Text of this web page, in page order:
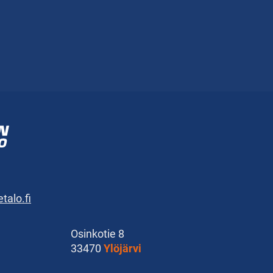
Osinkotie 8
33470 Ylöjärvi